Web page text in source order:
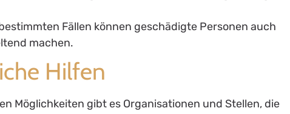
Fällen können geschädigte Personen auch
machen.
Hilfen
Möglichkeiten gibt es Organisationen und Stellen, die